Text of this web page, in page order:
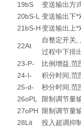
19bS
变送输出方
20bS-L 变送输出下*
21 bS-H变送输出上*
22At
自整定开关
过程中下排
23-P-
比例增益,
24-I-
积分时间,范
25-d-
秒分时间,范
26oPL
限制调节量
27oPH
限制调节量
28Lit 投入超调抑